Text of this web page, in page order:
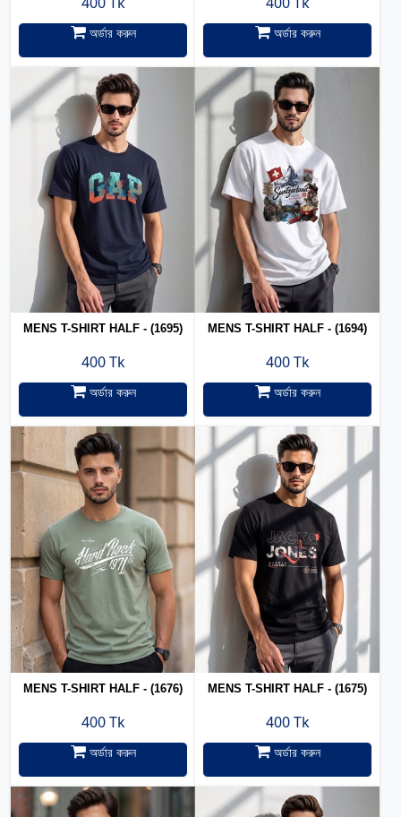
অর্ডার করুন অর্ডার করুন
MENS T-SHIRT HALF - (1695)
400 Tk
অর্ডার করুন
MENS T-SHIRT HALF - (1694)
400 Tk
অর্ডার করুন
MENS T-SHIRT HALF - (1676)
400 Tk
অর্ডার করুন
MENS T-SHIRT HALF - (1675)
400 Tk
অর্ডার করুন